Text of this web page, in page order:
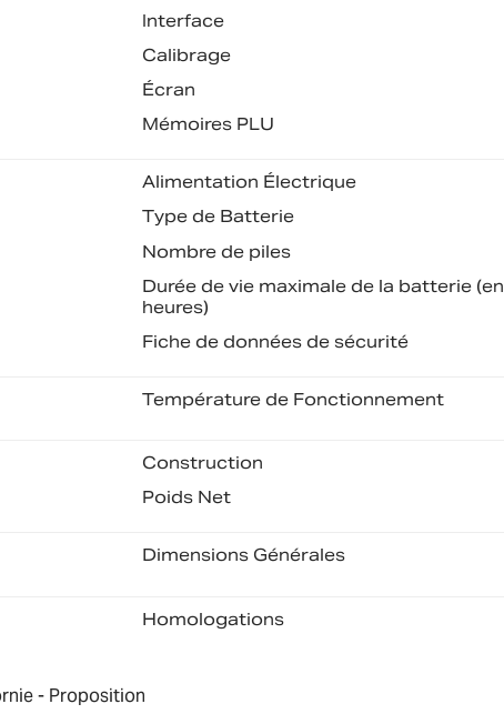
Interface
Calibrage
Écran
Mémoires PLU
Alimentation Électrique
Type de Batterie
Nombre de piles
Durée de vie maximale de la batterie (en
heures)
Fiche de données de sécurité
Température de Fonctionnement
Construction
Poids Net
Dimensions Générales
Homologations
- Proposition